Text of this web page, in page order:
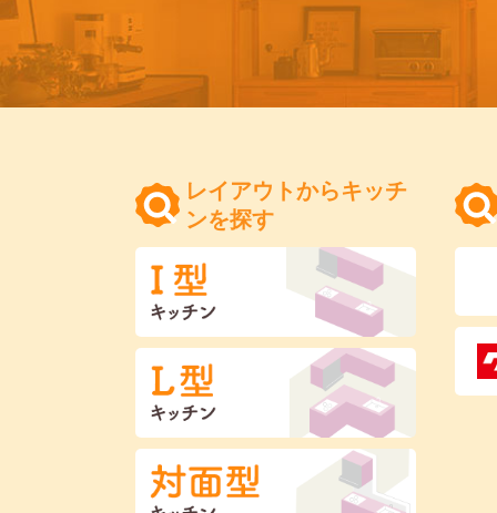
レイアウトからキッチ
ンを探す